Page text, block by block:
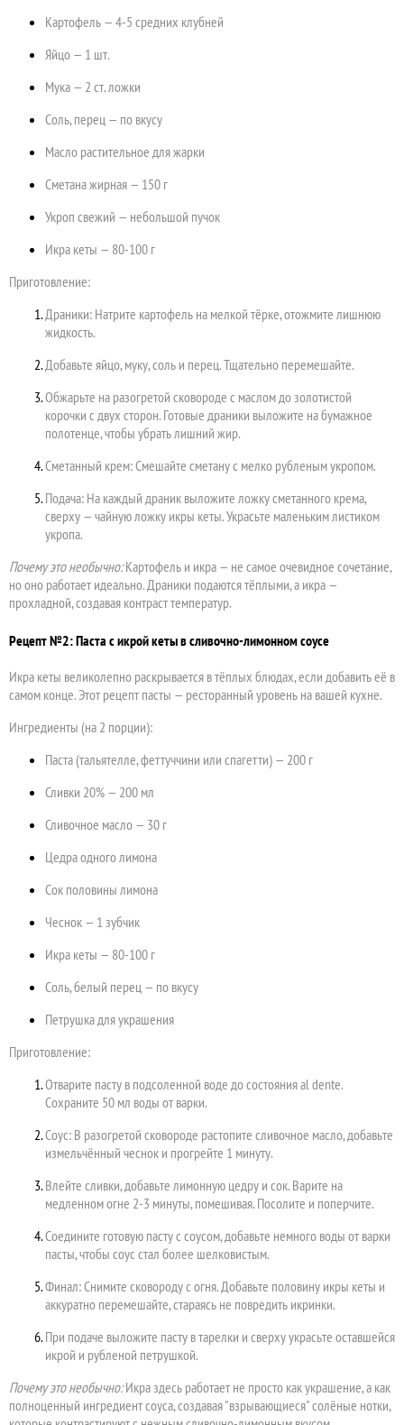
Картофель — 4-5 средних клубней
Яйцо — 1 шт.
Мука — 2 ст. ложки
Соль, перец — по вкусу
Масло растительное для жарки
Сметана жирная — 150 г
Укроп свежий — небольшой пучок
Икра кеты — 80-100 г
Приготовление:
Драники: Натрите картофель на мелкой тёрке, отожмите лишнюю
жидкость.
Добавьте яйцо, муку, соль и перец. Тщательно перемешайте.
Обжарьте на разогретой сковороде с маслом до золотистой
корочки с двух сторон. Готовые драники выложите на бумажное
полотенце, чтобы убрать лишний жир.
Сметанный крем: Смешайте сметану с мелко рубленым укропом.
Подача: На каждый драник выложите ложку сметанного крема,
сверху — чайную ложку икры кеты. Украсьте маленьким листиком
укропа.
Почему это необычно:Картофель и икра — не самое очевидное сочетание,
но оно работает идеально. Драники подаются тёплыми, а икра —
прохладной, создавая контраст температур.
Рецепт №2: Паста с икрой кеты в сливочно-лимонном соусе
Икра кеты великолепно раскрывается в тёплых блюдах, если добавить её в
самом конце. Этот рецепт пасты — ресторанный уровень на вашей кухне.
Ингредиенты (на 2 порции):
Паста (тальятелле, феттуччини или спагетти) — 200 г
Сливки 20% — 200 мл
Сливочное масло — 30 г
Цедра одного лимона
Сок половины лимона
Чеснок — 1 зубчик
Икра кеты — 80-100 г
Соль, белый перец — по вкусу
Петрушка для украшения
Приготовление:
Отварите пасту в подсоленной воде до состояния al dente.
Сохраните 50 мл воды от варки.
Соус: В разогретой сковороде растопите сливочное масло, добавьте
измельчённый чеснок и прогрейте 1 минуту.
Влейте сливки, добавьте лимонную цедру и сок. Варите на
медленном огне 2-3 минуты, помешивая. Посолите и поперчите.
Соедините готовую пасту с соусом, добавьте немного воды от варки
пасты, чтобы соус стал более шелковистым.
Финал: Снимите сковороду с огня. Добавьте половину икры кеты и
аккуратно перемешайте, стараясь не повредить икринки.
При подаче выложите пасту в тарелки и сверху украсьте оставшейся
икрой и рубленой петрушкой.
Почему это необычно:Икра здесь работает не просто как украшение, а как
полноценный ингредиент соуса, создавая "взрывающиеся" солёные нотки,